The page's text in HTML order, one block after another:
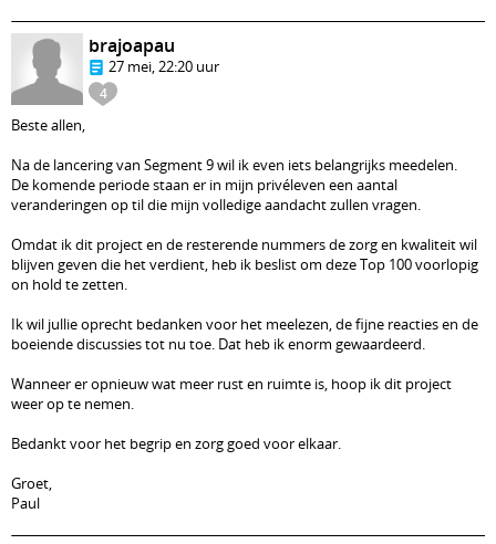
4
brajoapau
27 mei, 22:20 uur
Beste allen,
Na de lancering van Segment 9 wil ik even iets belangrijks meedelen.
De komende periode staan er in mijn privéleven een aantal
veranderingen op til die mijn volledige aandacht zullen vragen.
Omdat ik dit project en de resterende nummers de zorg en kwaliteit wil
blijven geven die het verdient, heb ik beslist om deze Top 100 voorlopig
on hold te zetten.
Ik wil jullie oprecht bedanken voor het meelezen, de fijne reacties en de
boeiende discussies tot nu toe. Dat heb ik enorm gewaardeerd.
Wanneer er opnieuw wat meer rust en ruimte is, hoop ik dit project
weer op te nemen.
Bedankt voor het begrip en zorg goed voor elkaar.
Groet,
Paul